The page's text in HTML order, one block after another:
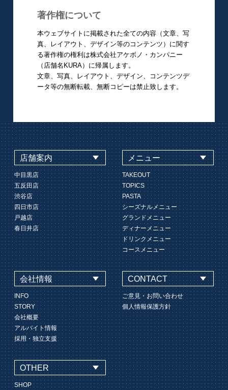
著作権について
本ウェブサイトに掲載された全ての内容（文章、写
真、レイアウト、デザイン等のコンテンツ）に関す
る著作権の権利は株式会社アケボノ・カンパニー
（店舗名KURA）に帰属します。
文章、写真、レイアウト、デザイン、コンテンツデ
ータ等の無断転載、無断コピーは禁止致します。
店舗案内
中目黒店
五反田店
渋谷店
四日市店
戸越店
春日井店
メニュー
TAKEOUT
TOPICS
PASTA
シーズナルメニュー
グランドメニュー
ディナーメニュー
ドリンクメニュー
コースメニュー
会社情報
INFO
STORY
会社概要
アルバイト情報
採用・独立支援
CONTACT
ご意見・お問い合わせ
個人情報保護方針
OTHER
SHOP